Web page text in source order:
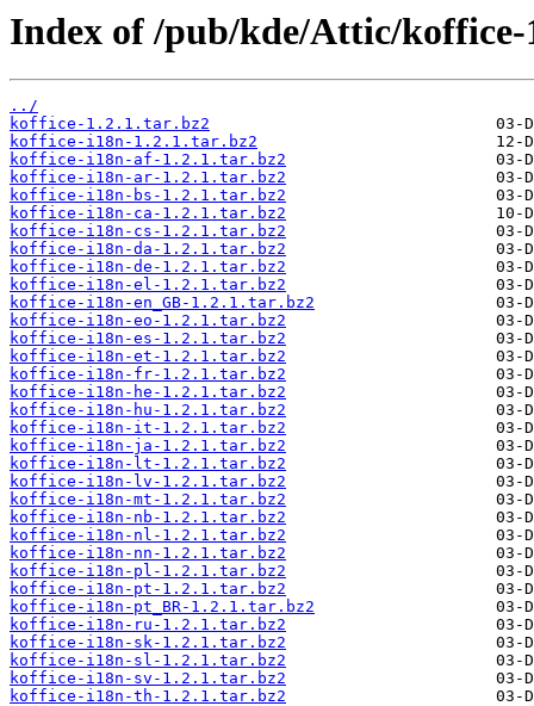
Index of /pub/kde/Attic/koffice-
../
koffice-1.2.1.tar.bz2
koffice-i18n-1.2.1.tar.bz2
koffice-i18n-af-1.2.1.tar.bz2
koffice-i18n-ar-1.2.1.tar.bz2
koffice-i18n-bs-1.2.1.tar.bz2
koffice-i18n-ca-1.2.1.tar.bz2
koffice-i18n-cs-1.2.1.tar.bz2
koffice-i18n-da-1.2.1.tar.bz2
koffice-i18n-de-1.2.1.tar.bz2
koffice-i18n-el-1.2.1.tar.bz2
koffice-i18n-en_GB-1.2.1.tar.bz2
koffice-i18n-eo-1.2.1.tar.bz2
koffice-i18n-es-1.2.1.tar.bz2
koffice-i18n-et-1.2.1.tar.bz2
koffice-i18n-fr-1.2.1.tar.bz2
koffice-i18n-he-1.2.1.tar.bz2
koffice-i18n-hu-1.2.1.tar.bz2
koffice-i18n-it-1.2.1.tar.bz2
koffice-i18n-ja-1.2.1.tar.bz2
koffice-i18n-lt-1.2.1.tar.bz2
koffice-i18n-lv-1.2.1.tar.bz2
koffice-i18n-mt-1.2.1.tar.bz2
koffice-i18n-nb-1.2.1.tar.bz2
koffice-i18n-nl-1.2.1.tar.bz2
koffice-i18n-nn-1.2.1.tar.bz2
koffice-i18n-pl-1.2.1.tar.bz2
koffice-i18n-pt-1.2.1.tar.bz2
koffice-i18n-pt_BR-1.2.1.tar.bz2
koffice-i18n-ru-1.2.1.tar.bz2
koffice-i18n-sk-1.2.1.tar.bz2
koffice-i18n-sl-1.2.1.tar.bz2
koffice-i18n-sv-1.2.1.tar.bz2
koffice-i18n-th-1.2.1.tar.bz2